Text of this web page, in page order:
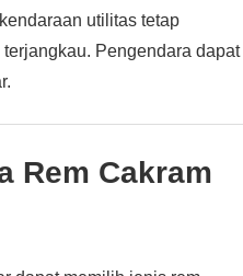
utilitas tetap
Pengendara dapat
Rem Cakram